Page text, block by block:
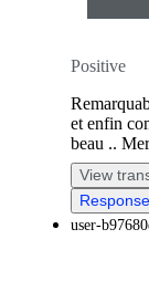
Positive
et enfin
beau ..
View
user-